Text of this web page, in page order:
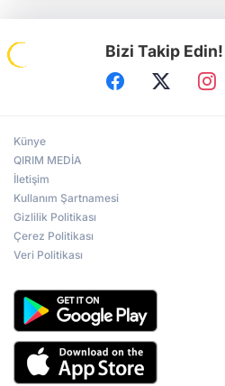
Bizi Takip Edin!
Künye
QIRIM MEDİA
İletişim
Kullanım Şartnamesi
Gizlilik Politikası
Çerez Politikası
Veri Politikası